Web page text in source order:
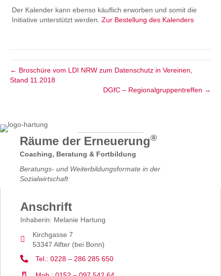
Der Kalender kann ebenso käuflich erworben und somit die
Initiative unterstützt werden. Zur Bestellung des Kalenders
← Broschüre vom LDI NRW zum Daten­schutz in Vereinen,
Stand 11.2018
DGfC – Regional­gruppen­treffen →
Räume der Erneuerung®
Coaching, Beratung & Fortbildung
Beratungs- und Weiterbildungsformate in der
Sozialwirtschaft
Anschrift
Inhaberin: Melanie Hartung
Kirchgasse 7
53347 Alfter (bei Bonn)
Tel.: 0228 – 286 285 650